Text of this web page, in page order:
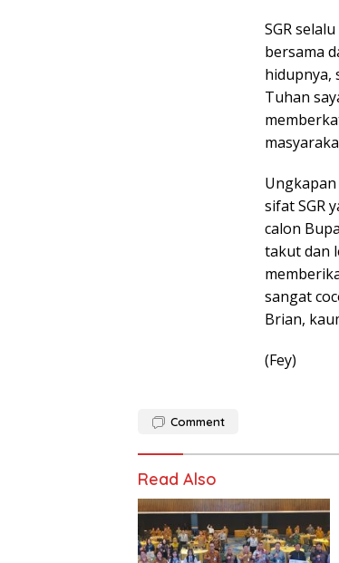
SGR
bersama
hidupnya,
Tuhan
sifat SGR
calon
takut dan
sangat
Brian,
(Fey)
Comment
Read Also